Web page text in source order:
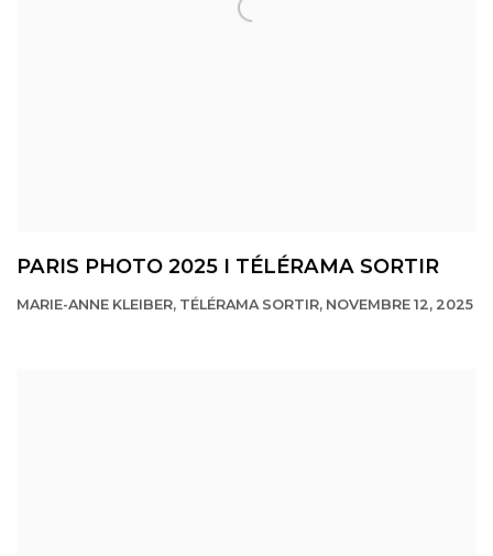
PARIS PHOTO 2025 I TÉLÉRAMA SORTIR
MARIE-ANNE KLEIBER, TÉLÉRAMA SORTIR, NOVEMBRE 12, 2025